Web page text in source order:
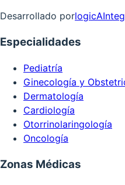
Desarrollado por
Especialidades
Pediatría
Ginecología y
Dermatología
Cardiología
Otorrinolaringología
Oncología
Zonas Médicas